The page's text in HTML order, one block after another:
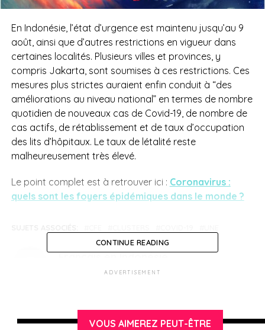
En Indonésie, l’état d’urgence est maintenu jusqu’au 9
août, ainsi que d’autres restrictions en vigueur dans
certaines localités. Plusieurs villes et provinces, y
compris Jakarta, sont soumises à ces restrictions. Ces
mesures plus strictes auraient enfin conduit à “des
améliorations au niveau national” en termes de nombre
quotidien de nouveaux cas de Covid-19, de nombre de
cas actifs, de rétablissement et de taux d’occupation
des lits d’hôpitaux. Le taux de létalité reste
malheureusement très élevé.
Le point complet est à retrouver ici : Coronavirus :
quels sont les foyers épidémiques dans le monde ?
Français en Indonésie
CONTINUE READING
ADVERTISEMENT
VOUS AIMEREZ PEUT-ÊTRE